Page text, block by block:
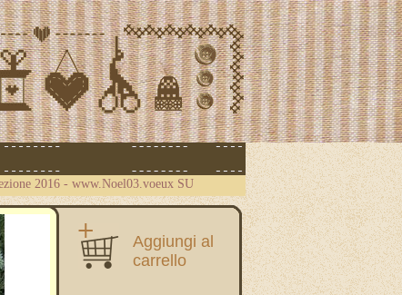
2016 - www.Noel03.voeux SU
Aggiungi al
carrello